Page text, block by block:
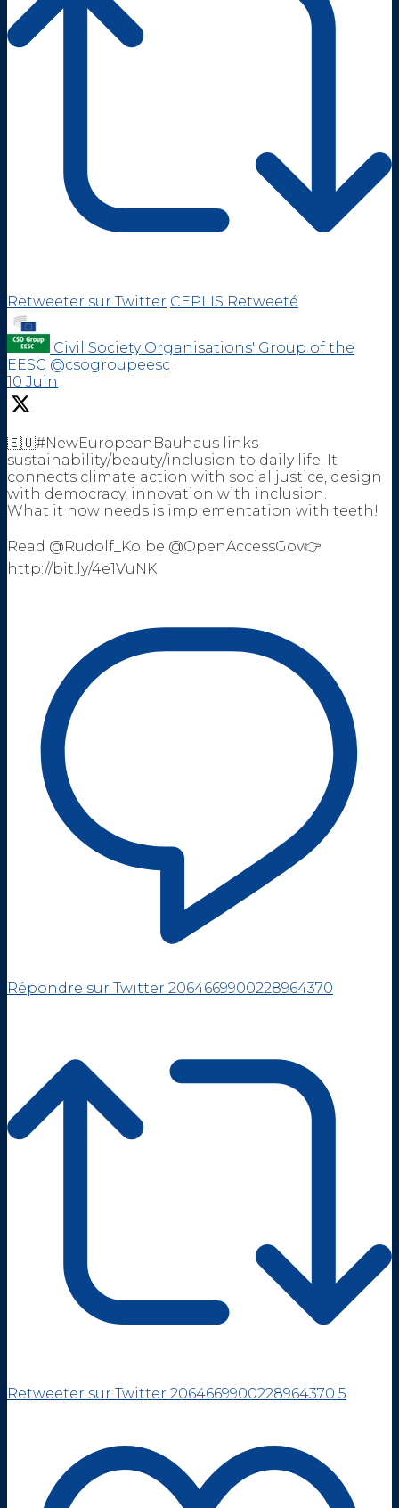
Retweeter sur Twitter CEPLIS Retweeté
Civil Society Organisations' Group of the
EESC @csogroupeesc ·
10 Juin
🇪🇺#NewEuropeanBauhaus links
sustainability/beauty/inclusion to daily life. It
connects climate action with social justice, design
with democracy, innovation with inclusion.
What it now needs is implementation with teeth!
Read @Rudolf_Kolbe @OpenAccessGov👉
http://bit.ly/4e1VuNK
Répondre sur Twitter 2064669900228964370
Retweeter sur Twitter 2064669900228964370 5